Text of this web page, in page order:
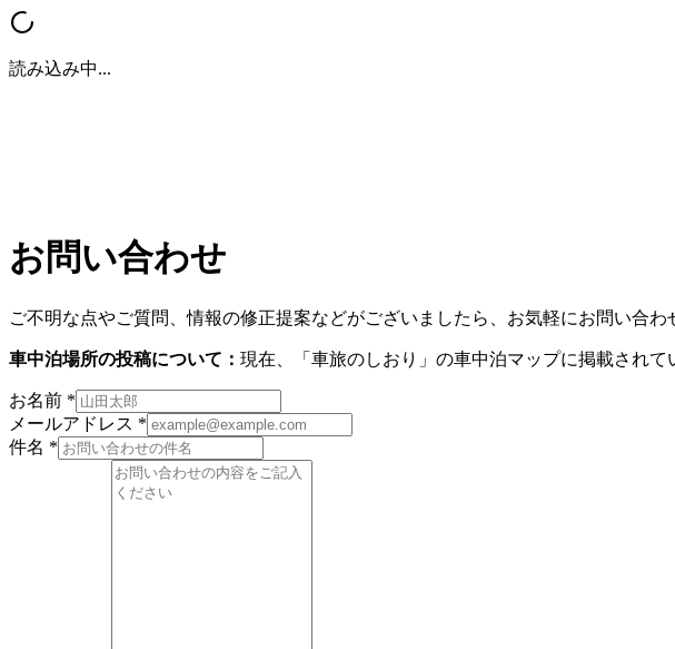
読み込み中...
お問い合わせ
ご不明な点やご質問、情報の修正提案などがございましたら、お気軽にお問い合わ
車中泊場所の投稿について： 現在、「車旅のしおり」の車中泊マップに掲載され
お名前 *
メールアドレス *
件名 *